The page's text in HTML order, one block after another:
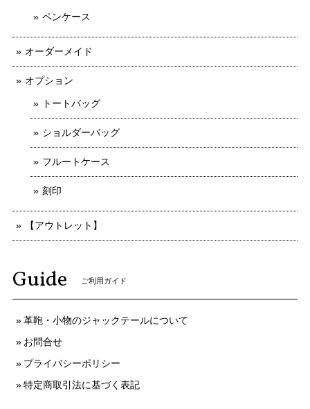
ペンケース
オーダーメイド
オプション
トートバッグ
ショルダーバッグ
フルートケース
刻印
【アウトレット】
Guide ご利用ガイド
革鞄・小物のジャックテールについて
お問合せ
プライバシーポリシー
特定商取引法に基づく表記